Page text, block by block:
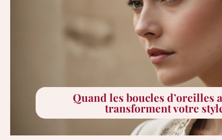
Quand les boucles d’oreilles
transforment votre